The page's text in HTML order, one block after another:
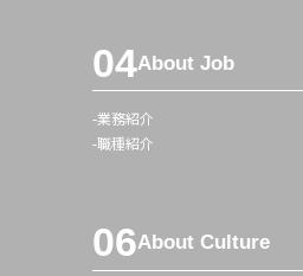
About Job
業務紹介
職種紹介
About Culture